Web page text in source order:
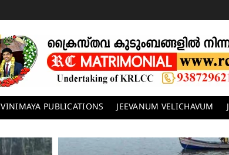
VINIMAYA PUBLICATIONS JEEVANUM VELICHAVUM